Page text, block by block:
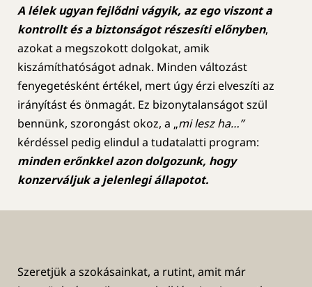
A lélek ugyan fejlődni vágyik, az ego viszont a
kontrollt és a biztonságot részesíti előnyben,
azokat a megszokott dolgokat, amik
kiszámíthatóságot adnak. Minden változást
fenyegetésként értékel, mert úgy érzi elveszíti az
irányítást és önmagát. Ez bizonytalanságot szül
bennünk, szorongást okoz, a „mi lesz ha…”
kérdéssel pedig elindul a tudatalatti program:
minden erőnkkel azon dolgozunk, hogy
konzerváljuk a jelenlegi állapotot.
Szeretjük a szokásainkat, a rutint, amit már